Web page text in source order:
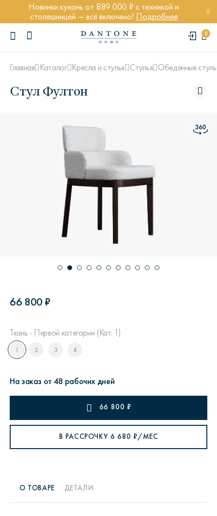
Новинки кухонь от 889 000 ₽ с техникой и
столешницей — всё включено! Подробнее
0
ПОПУЛЯРНЫЕ ЗАПРОСЫ
Диван Марсель
Кровать Ньюбери
Главная Каталог Кресла и стулья Стулья Обеденные
Стул Фултон
66 800 ₽
Ткань - Первой категории (Кат. 1)
1 2 3 4
На заказ от 48 рабочих дней
66 800 ₽
В РАССРОЧКУ 6 680 ₽/МЕС
О ТОВАРЕ ДЕТАЛИ